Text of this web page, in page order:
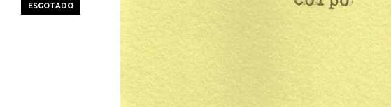
ESGOTADO